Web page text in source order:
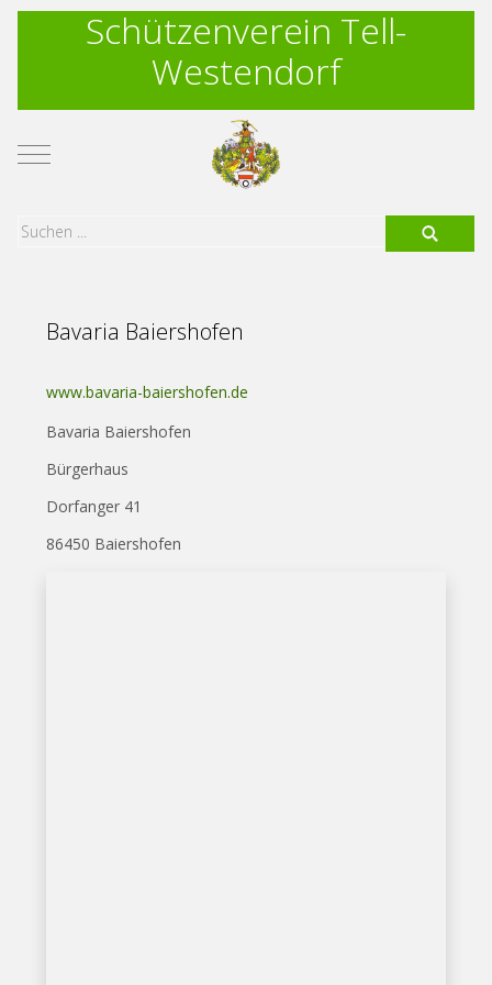
Schützenverein Tell-
Westendorf
Mobile Menu Toggle
Bavaria Baiershofen
www.bavaria-baiershofen.de
Bavaria Baiershofen
Bürgerhaus
Dorfanger 41
86450 Baiershofen